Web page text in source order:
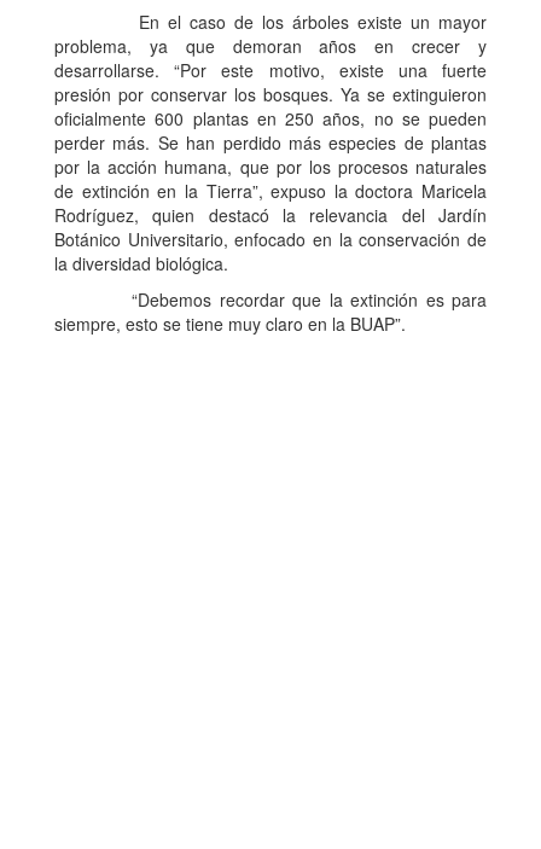
En el caso de los árboles existe un mayor
problema, ya que demoran años en crecer y
desarrollarse. “Por este motivo, existe una fuerte
presión por conservar los bosques. Ya se extinguieron
oficialmente 600 plantas en 250 años, no se pueden
perder más. Se han perdido más especies de plantas
por la acción humana, que por los procesos naturales
de extinción en la Tierra”, expuso la doctora Maricela
Rodríguez, quien destacó la relevancia del Jardín
Botánico Universitario, enfocado en la conservación de
la diversidad biológica.
“Debemos recordar que la extinción es para
siempre, esto se tiene muy claro en la BUAP”.